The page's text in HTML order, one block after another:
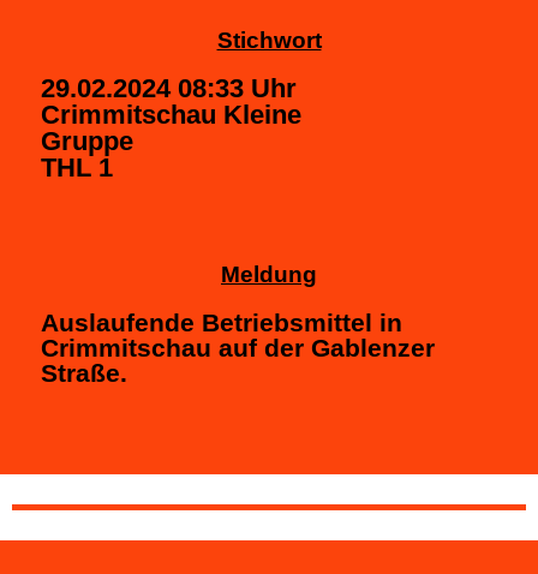
Stichwort
29.02.2024 08:33 Uhr
Crimmitschau Kleine
Gruppe
THL 1
Meldung
Auslaufende Betriebsmittel in
Crimmitschau auf der Gablenzer
Straße.